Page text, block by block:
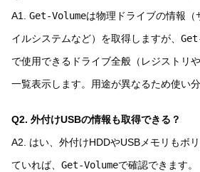
A1. Get-Volumeは物理ドライブの情報
イルシステムなど）を取得しますが、
で使用できるドライブ全般（レジストリ
一覧表示します。用途が異なるため使い分
Q2. 外付けUSBの情報も取得できる？
A2. はい、外付けHDDやUSBメモリもボ
ていれば、 Get-Volumeで確認できます。